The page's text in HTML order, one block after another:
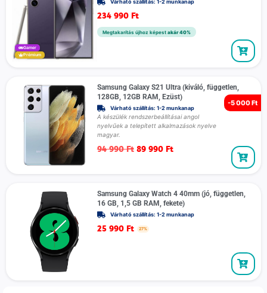
Gamer
Prémium
Várható szállítás: 1-2 munkanap
234 990 Ft
Megtakarítás újhoz képest akár 40%
-5 000 Ft
Samsung Galaxy S21 Ultra (kiváló, független,
128GB, 12GB RAM, Ezüst)
Várható szállítás: 1-2 munkanap
A készülék rendszerbeállításai angol
nyelvűek a telepített alkalmazások nyelve
magyar.
94 990Ft 89 990 Ft
Samsung Galaxy Watch 4 40mm (jó, független,
16 GB, 1,5 GB RAM, fekete)
Várható szállítás: 1-2 munkanap
25 990 Ft 27%